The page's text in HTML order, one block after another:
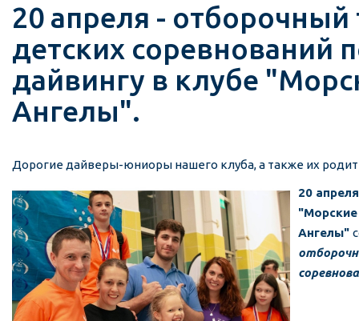
20 апреля - отборочный
детских соревнований
дайвингу в клубе
Ангелы".
Дорогие дайверы-юниоры нашего клуба, а также их
20
"Морские
Ангелы"